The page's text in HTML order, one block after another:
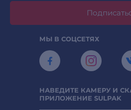
МЫ В СОЦСЕТЯХ
НАВЕДИТЕ КАМЕРУ И
ПРИЛОЖЕНИЕ SULPAK